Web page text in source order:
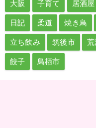
大阪 子育て 居酒屋
日記 柔道 焼き鳥
立ち飲み 筑後市
餃子 鳥栖市